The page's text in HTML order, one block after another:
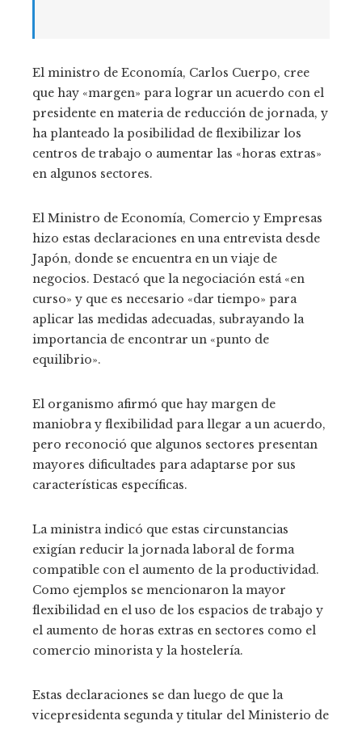
El ministro de Economía, Carlos Cuerpo, cree
que hay «margen» para lograr un acuerdo con el
presidente en materia de reducción de jornada, y
ha planteado la posibilidad de flexibilizar los
centros de trabajo o aumentar las «horas extras»
en algunos sectores.
El Ministro de Economía, Comercio y Empresas
hizo estas declaraciones en una entrevista desde
Japón, donde se encuentra en un viaje de
negocios. Destacó que la negociación está «en
curso» y que es necesario «dar tiempo» para
aplicar las medidas adecuadas, subrayando la
importancia de encontrar un «punto de
equilibrio».
El organismo afirmó que hay margen de
maniobra y flexibilidad para llegar a un acuerdo,
pero reconoció que algunos sectores presentan
mayores dificultades para adaptarse por sus
características específicas.
La ministra indicó que estas circunstancias
exigían reducir la jornada laboral de forma
compatible con el aumento de la productividad.
Como ejemplos se mencionaron la mayor
flexibilidad en el uso de los espacios de trabajo y
el aumento de horas extras en sectores como el
comercio minorista y la hostelería.
Estas declaraciones se dan luego de que la
vicepresidenta segunda y titular del Ministerio de